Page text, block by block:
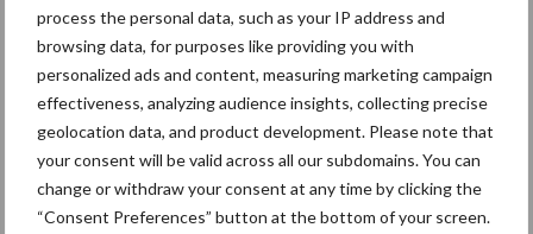
process the personal data, such as your IP address and
browsing data, for purposes like providing you with
personalized ads and content, measuring marketing campaign
effectiveness, analyzing audience insights, collecting precise
geolocation data, and product development. Please note that
your consent will be valid across all our subdomains. You can
change or withdraw your consent at any time by clicking the
“Consent Preferences” button at the bottom of your screen.
Bestaande technologieën blijven
behouden